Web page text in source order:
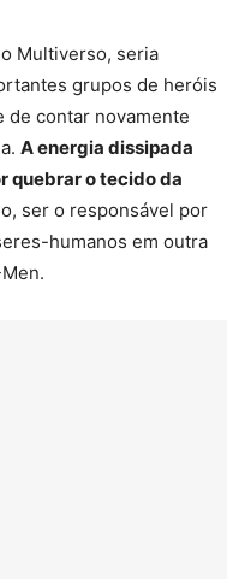
Multiverso, seria
grupos de heróis
de contar novamente
A energia dissipada
quebrar o tecido da
ser o responsável por
humanos em outra